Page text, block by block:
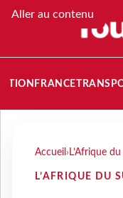
Aller au contenu
FRANCE
Accueil › L’Afrique du
L’AFRIQUE DU